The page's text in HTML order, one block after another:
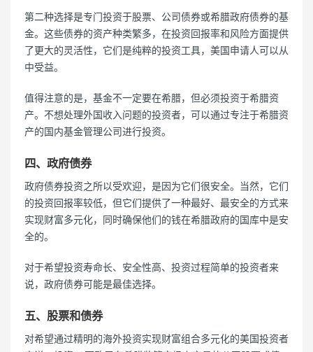
第二种选择是专门投资于股票、公司债券或希腊政府债券的基
金。这些债券的资产种类繁多，在投资回报率和风险方面提供
了更大的灵活性，它们是纯粹的投资工具，美国申请人可以从
中受益。
值得注意的是，基金不一定要在希腊，但必须投资于希腊资
产。不想处理外国收入问题的投资者，可以通过专注于希腊资
产的国内基金管理公司进行投资。
四、政府债券
政府债券投资之所以受欢迎，是因为它们很安全。当然，它们
的投资回报率较低，但它们提供了一种最好、最安全的方式来
实现财富多元化，同时确保他们的钱在希腊政府的国库中是安
全的。
对于希望投资寿命长、安全性高、投资过程简单的投资者来
说，政府债券可能是最佳选择。
五、股票和债券
对希望通过精明的海外投资实现财富组合多元化的美国投资者